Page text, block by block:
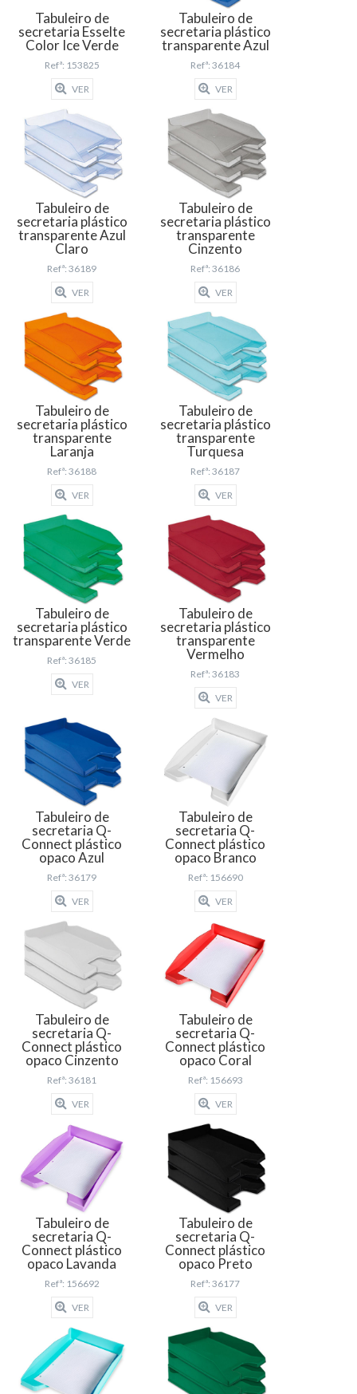
Tabuleiro de
secretaria Esselte
Color Ice Verde
Refª: 153825
VER
Tabuleiro de
secretaria plástico
transparente Azul
Refª: 36184
VER
Tabuleiro de
secretaria plástico
transparente Azul
Claro
Refª: 36189
VER
Tabuleiro de
secretaria plástico
transparente
Cinzento
Refª: 36186
VER
Tabuleiro de
secretaria plástico
transparente
Laranja
Refª: 36188
VER
Tabuleiro de
secretaria plástico
transparente
Turquesa
Refª: 36187
VER
Tabuleiro de
secretaria plástico
transparente Verde
Refª: 36185
VER
Tabuleiro de
secretaria plástico
transparente
Vermelho
Refª: 36183
VER
Tabuleiro de
secretaria Q-
Connect plástico
opaco Azul
Refª: 36179
VER
Tabuleiro de
secretaria Q-
Connect plástico
opaco Branco
Refª: 156690
VER
Tabuleiro de
secretaria Q-
Connect plástico
opaco Cinzento
Refª: 36181
VER
Tabuleiro de
secretaria Q-
Connect plástico
opaco Coral
Refª: 156693
VER
Tabuleiro de
secretaria Q-
Connect plástico
opaco Lavanda
Refª: 156692
VER
Tabuleiro de
secretaria Q-
Connect plástico
opaco Preto
Refª: 36177
VER